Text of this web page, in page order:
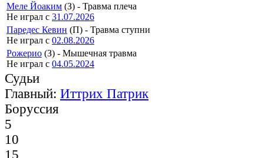
Меле Йоаким (З) - Травма плеча
Не играл с 31.07.2026
Паредес Кевин (П) - Травма ступни
Не играл с 02.08.2026
Рожерио (З) - Мышечная травма
Не играл с 04.05.2024
Судьи
Главный: Иттрих Патрик
Боруссия
5
10
15